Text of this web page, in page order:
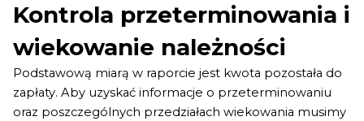
Kontrola przeterminowania i
wiekowanie należności
Podstawową miarą w raporcie jest kwota pozostała do
zapłaty. Aby uzyskać informacje o przeterminowaniu
oraz poszczególnych przedziałach wiekowania musimy